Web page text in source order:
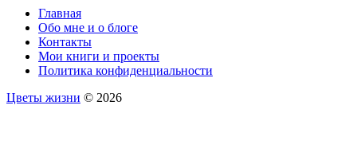
Главная
Обо мне и о блоге
Контакты
Мои книги и проекты
Политика конфиденциальности
Цветы жизни © 2026